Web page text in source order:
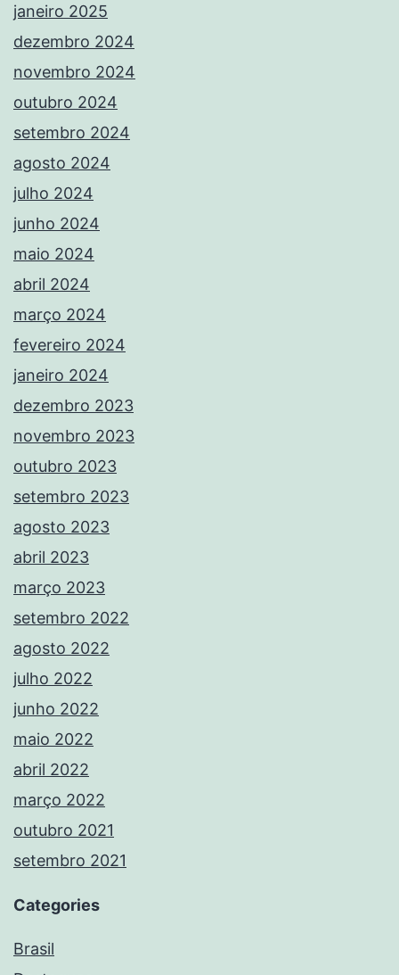
janeiro 2025
dezembro 2024
novembro 2024
outubro 2024
setembro 2024
agosto 2024
julho 2024
junho 2024
maio 2024
abril 2024
março 2024
fevereiro 2024
janeiro 2024
dezembro 2023
novembro 2023
outubro 2023
setembro 2023
agosto 2023
abril 2023
março 2023
setembro 2022
agosto 2022
julho 2022
junho 2022
maio 2022
abril 2022
março 2022
outubro 2021
setembro 2021
Categories
Brasil